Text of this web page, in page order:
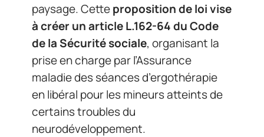
paysage. Cetteproposition de loi vise
à créer un article L.162-64 du Code
de la Sécurité sociale, organisant la
prise en charge par l’Assurance
maladie des séances d’ergothérapie
en libéral pour les mineurs atteints de
certains troubles du
neurodéveloppement.